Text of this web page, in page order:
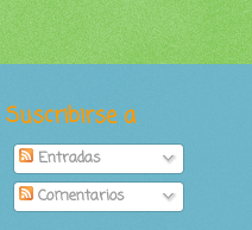
Suscribirse a
Entradas
Comentarios